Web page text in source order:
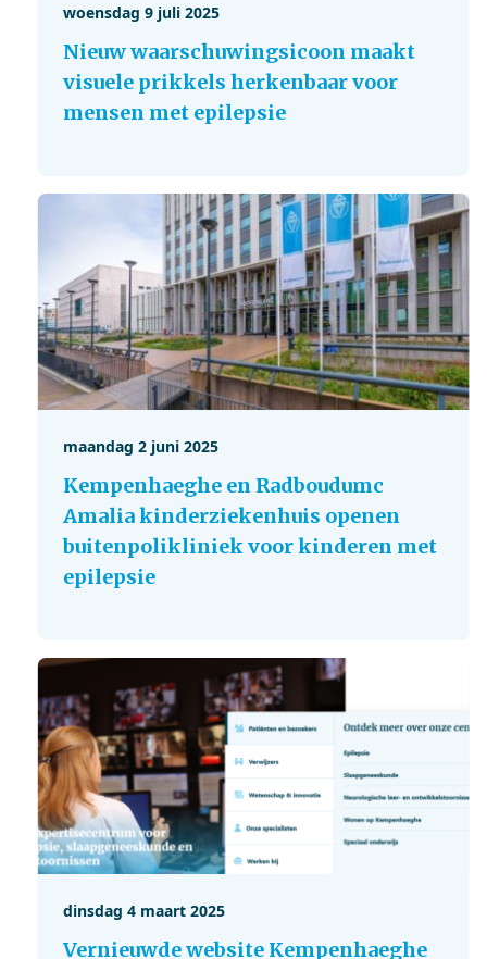
woensdag 9 juli 2025
Nieuw waarschuwingsicoon maakt
visuele prikkels herkenbaar voor
mensen met epilepsie
maandag 2 juni 2025
Kempenhaeghe en Radboudumc
Amalia kinderziekenhuis openen
buitenpolikliniek voor kinderen met
epilepsie
dinsdag 4 maart 2025
Vernieuwde website Kempenhaeghe